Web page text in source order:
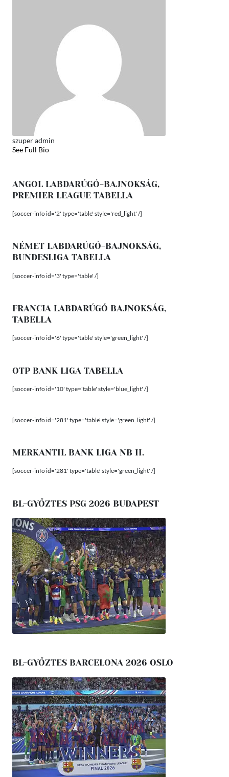
szuper admin
See Full Bio
ANGOL LABDARÚGÓ-BAJNOKSÁG,
PREMIER LEAGUE TABELLA
[soccer-info id='2' type='table' style='red_light' /]
NÉMET LABDARÚGÓ-BAJNOKSÁG,
BUNDESLIGA TABELLA
[soccer-info id='3' type='table' /]
FRANCIA LABDARÚGÓ BAJNOKSÁG,
TABELLA
[soccer-info id='6' type='table' style='green_light' /]
OTP BANK LIGA TABELLA
[soccer-info id='10' type='table' style='blue_light' /]
[soccer-info id='281' type='table' style='green_light' /]
MERKANTIL BANK LIGA NB II.
[soccer-info id='281' type='table' style='green_light' /]
BL-GYŐZTES PSG 2026 BUDAPEST
BL-GYŐZTES BARCELONA 2026 OSLO